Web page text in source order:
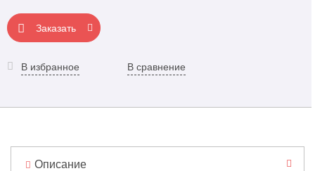
Заказать
В избранное В сравнение
Описание